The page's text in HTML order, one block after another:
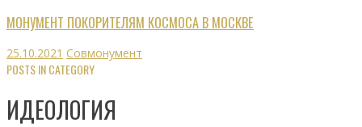
МОНУМЕНТ ПОКОРИТЕЛЯМ КОСМОСА В МОСКВЕ
25.10.2021 Совмонумент
POSTS IN CATEGORY
ИДЕОЛОГИЯ